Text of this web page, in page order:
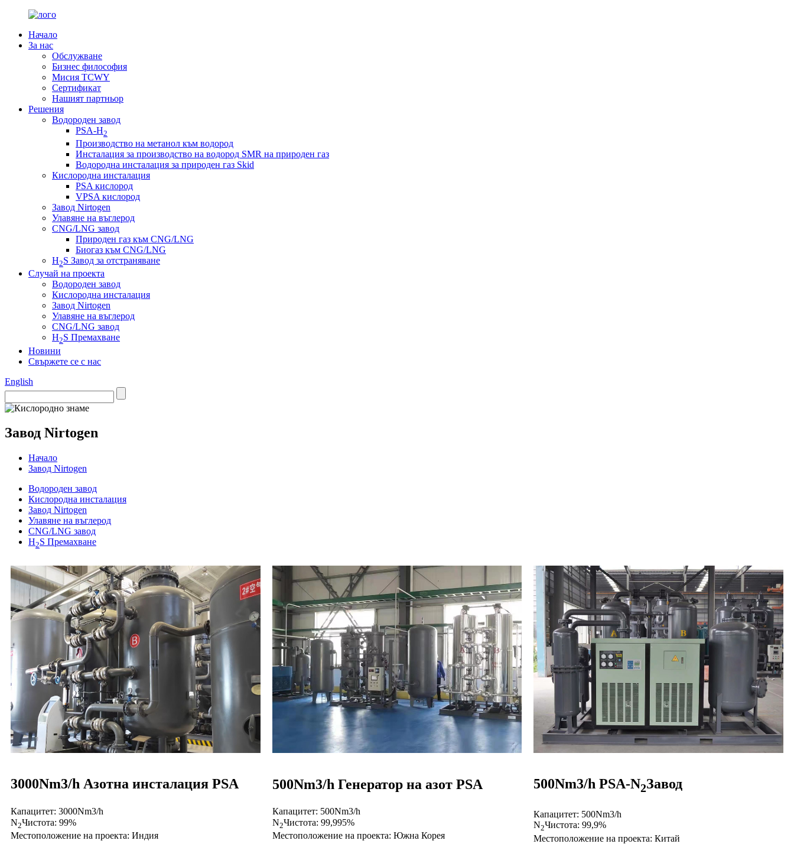
Начало
За нас
Обслужване
Бизнес философия
Мисия TCWY
Сертификат
Нашият партньор
Решения
Водороден завод
PSA-H2
Производство на метанол към водород
Инсталация за производство на водород SMR на природен газ
Водородна инсталация за природен газ Skid
Кислородна инсталация
PSA кислород
VPSA кислород
Завод Nirtogen
Улавяне на въглерод
CNG/LNG завод
Природен газ към CNG/LNG
Биогаз към CNG/LNG
H2S Завод за отстраняване
Случай на проекта
Водороден завод
Кислородна инсталация
Завод Nirtogen
Улавяне на въглерод
CNG/LNG завод
H2S Премахване
Новини
Свържете се с нас
English
Завод Nirtogen
Начало
Завод Nirtogen
Водороден завод
Кислородна инсталация
Завод Nirtogen
Улавяне на въглерод
CNG/LNG завод
H2S Премахване
3000Nm3/h Азотна инсталация PSA
Капацитет: 3000Nm3/h
N2Чистота: 99%
Местоположение на проекта: Индия
500Nm3/h Генератор на азот PSA
Капацитет: 500Nm3/h
N2Чистота: 99,995%
Местоположение на проекта: Южна Корея
500Nm3/h PSA-N2Завод
Капацитет: 500Nm3/h
N2Чистота: 99,9%
Местоположение на проекта: Китай